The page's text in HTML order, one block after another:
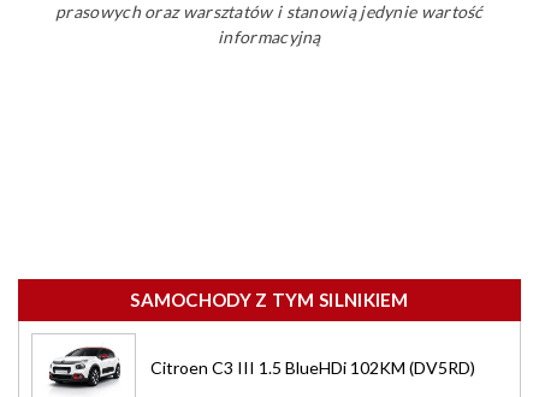
prasowych oraz warsztatów i stanowią jedynie wartość
informacyjną
SAMOCHODY Z TYM SILNIKIEM
Citroen C3 III 1.5 BlueHDi 102KM (DV5RD)